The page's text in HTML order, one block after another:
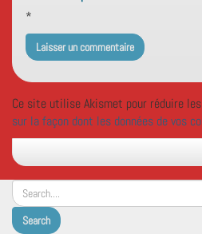
*
Ce site utilise Akismet pour réduire
sur la façon dont les données de vos